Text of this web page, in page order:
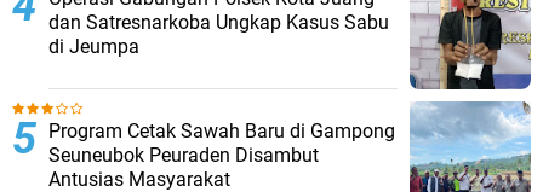
dan Satresnarkoba Ungkap Kasus Sabu
di Jeumpa
Program Cetak Sawah Baru di Gampong
Seuneubok Peuraden Disambut
Antusias Masyarakat